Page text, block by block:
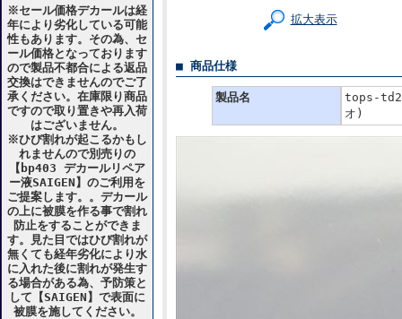
※セール価格デカールは経
年により劣化している可能
性もあります。その為、セ
ール価格となっております
ので製品不都合による返品
交換はできませんのでご了
承ください。在庫限り商品
ですので取り置きや再入荷
はございません。
※ひび割れが起こるかもし
れませんので別売りの
【bp403 デカールリペア
ー液SAIGEN】のご利用を
ご提案します。。デカール
の上に被膜を作る事で割れ
防止をすることができま
す。見た目ではひび割れが
無くても経年劣化により水
に入れた後に割れが発生す
る場合がある為、予防策と
して【SAIGEN】で表面に
被膜を施してください。
拡大表示
■ 商品仕様
製品名
tops-
オ)